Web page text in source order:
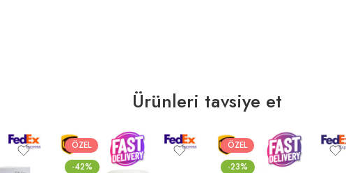
Ürünleri tavsiye et
ÖZEL
-42%
ÖZEL
-23%